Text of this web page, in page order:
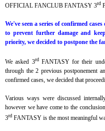
OFFICIAL FANCLUB FANTASY 3rd
We've seen a series of confirmed
to prevent further damage and
priority, we decided to postpone the
We asked 3rdFANTASY for their
through the 2 previous postponement
confirmed cases, we decided that
Various ways were discussed
however we have come to the
3rd FANTASY is the most meaningful